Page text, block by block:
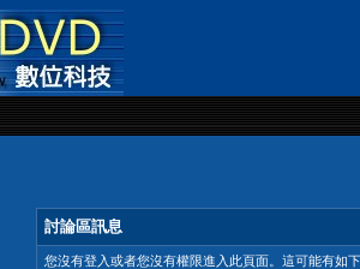
討論區訊息
您沒有登入或者您沒有權限進入此頁面。這可能有如